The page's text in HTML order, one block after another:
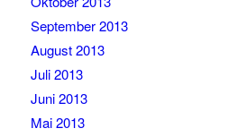
September 2013
August 2013
Juli 2013
Juni 2013
Mai 2013